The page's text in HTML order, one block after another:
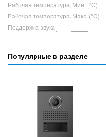
Рабочая температура, Мин. (°C)
Рабочая температура, Макс. (°C)
Поддержка звука
Популярные в разделе